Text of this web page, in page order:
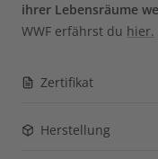
ihrer Lebensräume
WWF erfährst du hier.
Zertifikat
Herstellung